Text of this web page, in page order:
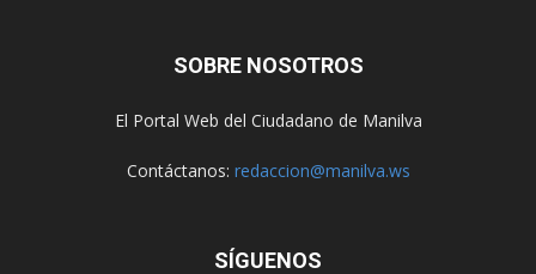
SOBRE NOSOTROS
El Portal Web del Ciudadano de Manilva
Contáctanos: redaccion@manilva.ws
SÍGUENOS